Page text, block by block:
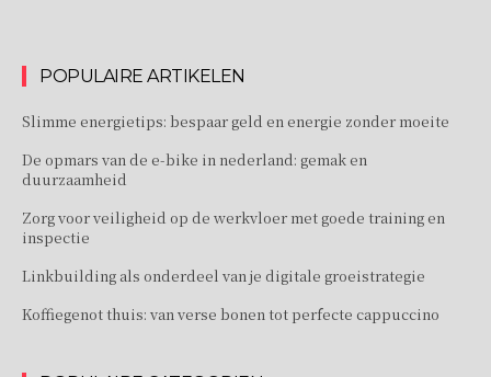
POPULAIRE ARTIKELEN
Slimme energietips: bespaar geld en energie zonder moeite
De opmars van de e-bike in nederland: gemak en
duurzaamheid
Zorg voor veiligheid op de werkvloer met goede training en
inspectie
Linkbuilding als onderdeel van je digitale groeistrategie
Koffiegenot thuis: van verse bonen tot perfecte cappuccino